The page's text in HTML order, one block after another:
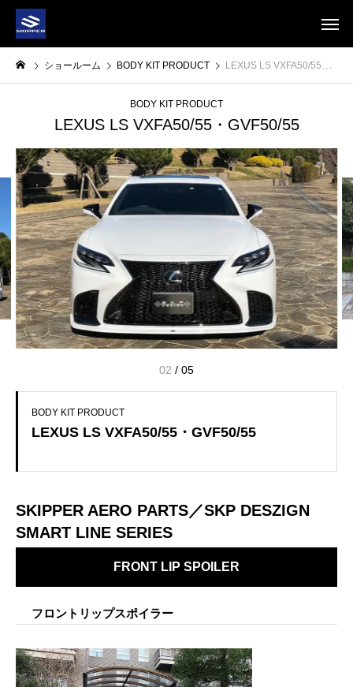
ショールーム BODY KIT PRODUCT LEXUS LS VXFA50/55・GVF50/55
BODY KIT PRODUCT
LEXUS LS VXFA50/55・GVF50/55
02 / 05
BODY KIT PRODUCT
LEXUS LS VXFA50/55・GVF50/55
SKIPPER AERO PARTS／SKP DESZIGN
SMART LINE SERIES
FRONT LIP SPOILER
フロントリップスポイラー